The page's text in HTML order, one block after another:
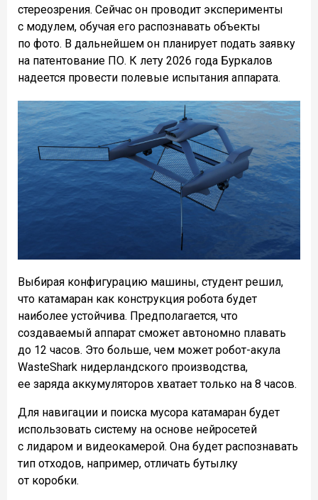
стереозрения. Сейчас он проводит эксперименты
с модулем, обучая его распознавать объекты
по фото. В дальнейшем он планирует подать заявку
на патентование ПО. К лету 2026 года Буркалов
надеется провести полевые испытания аппарата.
Выбирая конфигурацию машины, студент решил,
что катамаран как конструкция робота будет
наиболее устойчива. Предполагается, что
создаваемый аппарат сможет автономно плавать
до 12 часов. Это больше, чем может робот-акула
WasteShark нидерландского производства,
ее заряда аккумуляторов хватает только на 8 часов.
Для навигации и поиска мусора катамаран будет
использовать систему на основе нейросетей
с лидаром и видеокамерой. Она будет распознавать
тип отходов, например, отличать бутылку
от коробки.